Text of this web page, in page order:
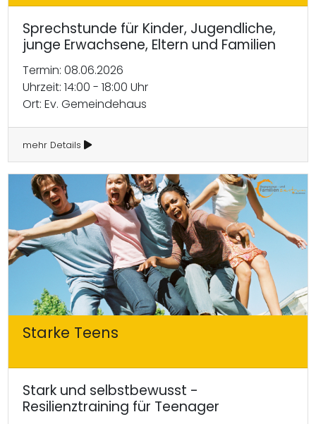
Sprechstunde für Kinder, Jugendliche,
junge Erwachsene, Eltern und Familien
Termin: 08.06.2026
Uhrzeit: 14:00 - 18:00 Uhr
Ort: Ev. Gemeindehaus
mehr Details
Starke Teens
Stark und selbstbewusst -
Resilienztraining für Teenager